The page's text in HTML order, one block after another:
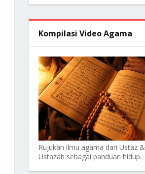
Kompilasi Video Agama
Rujukan ilmu agama dari Ustaz &
Ustazah sebagai panduan hidup.